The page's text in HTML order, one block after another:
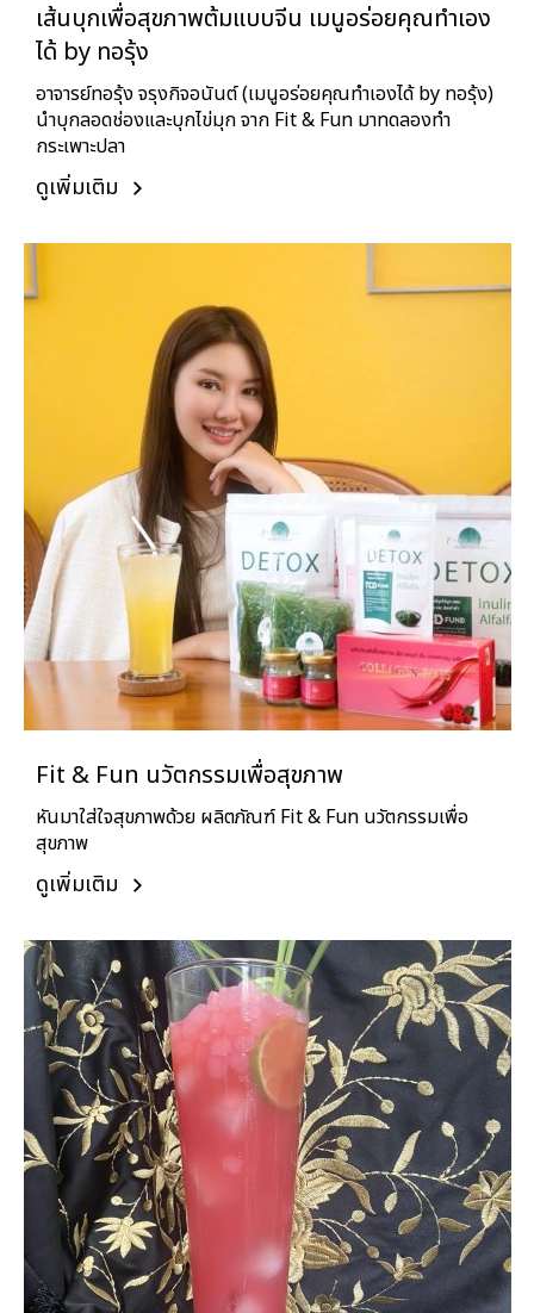
เส้นบุกเพื่อสุขภาพต้มแบบจีน เมนูอร่อยคุณทำเอง
ได้ by ทอรุ้ง
อาจารย์ทอรุ้ง จรุงกิจอนันต์ (เมนูอร่อยคุณทำเองได้ by ทอรุ้ง)
นำบุกลอดช่องและบุกไข่มุก จาก Fit & Fun มาทดลองทำ
กระเพาะปลา
ดูเพิ่มเติม
Fit & Fun นวัตกรรมเพื่อสุขภาพ
หันมาใส่ใจสุขภาพด้วย ผลิตภัณฑ์ Fit & Fun นวัตกรรมเพื่อ
สุขภาพ
ดูเพิ่มเติม